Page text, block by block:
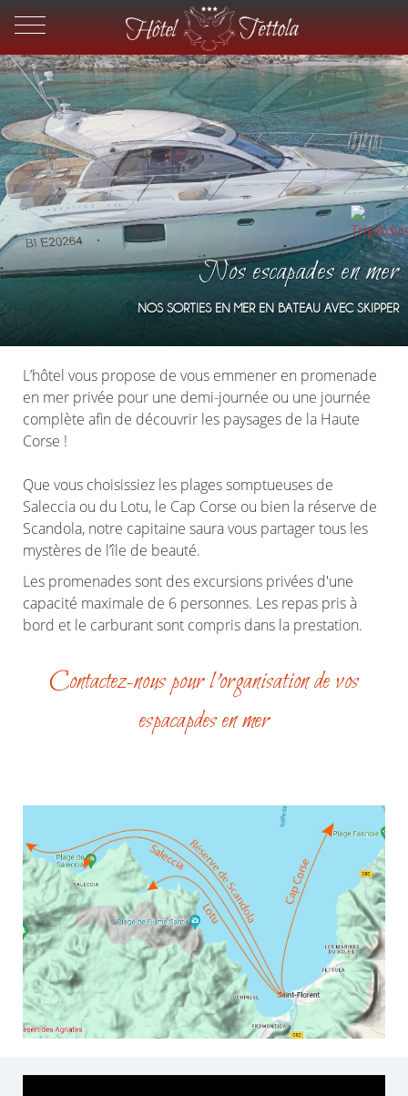
Nos escapades en mer
NOS SORTIES EN MER EN BATEAU AVEC SKIPPER
L’hôtel vous propose de vous emmener en promenade
en mer privée pour une demi-journée ou une journée
complète afin de découvrir les paysages de la Haute
Corse !
Que vous choisissiez les plages somptueuses de
Saleccia ou du Lotu, le Cap Corse ou bien la réserve de
Scandola, notre capitaine saura vous partager tous les
mystères de l’île de beauté.
Les promenades sont des excursions privées d'une
capacité maximale de 6 personnes. Les repas pris à
bord et le carburant sont compris dans la prestation.
Contactez-nous pour l'organisation de vos
espacapdes en mer